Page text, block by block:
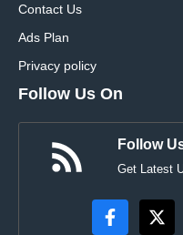
Contact Us
Ads Plan
Privacy policy
Follow Us On
Follow
Get Latest